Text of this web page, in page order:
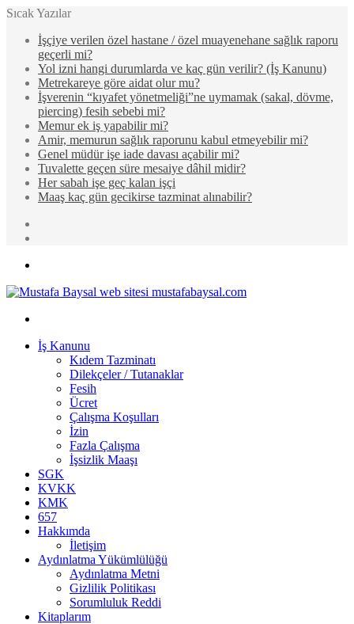
Sıcak Yazılar
İşçiye verilen özel hastane / özel muayenehane sağlık raporu
geçerli mi?
Yol izni hangi durumlarda ve kaç gün verilir? (İş Kanunu)
Metrekareye göre aidat olur mu?
İşverenin “kıyafet yönetmeliği”ne uymamak (sakal, dövme,
piercing) fesih sebebi mi?
Memur ek iş yapabilir mi?
Amir, memurun sağlık raporunu kabul etmeyebilir mi?
Genel müdür işe iade davası açabilir mi?
Tuvalette geçen süre mesaiye dâhil midir?
Her sabah işe geç kalan işçi
Maaş kaç gün gecikirse tazminat alınabilir?
...
İş Kanunu
Kıdem Tazminatı
Dilekçeler / Tutanaklar
Fesih
Ücret
Çalışma Koşulları
İzin
Fazla Çalışma
İşsizlik Maaşı
SGK
KVKK
KMK
657
Hakkımda
İletişim
Aydınlatma Yükümlülüğü
Aydınlatma Metni
Gizlilik Politikası
Sorumluluk Reddi
Kitaplarım